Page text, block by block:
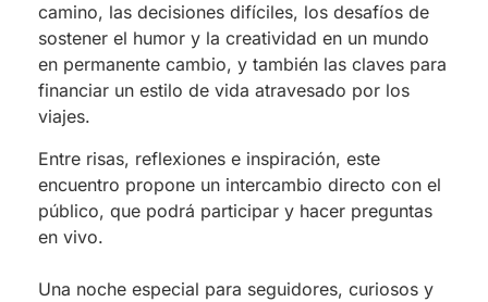
camino, las decisiones difíciles, los desafíos de
sostener el humor y la creatividad en un mundo
en permanente cambio, y también las claves para
financiar un estilo de vida atravesado por los
viajes.
Entre risas, reflexiones e inspiración, este
encuentro propone un intercambio directo con el
público, que podrá participar y hacer preguntas
en vivo.
Una noche especial para seguidores, curiosos y